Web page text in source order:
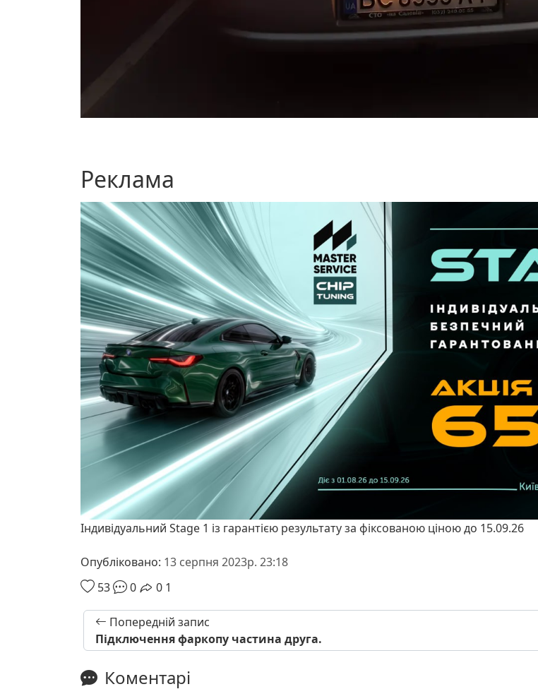
Реклама
Індивідуальний Stage 1 із гарантією результату за фіксованою ціною до 15.09.26
Опубліковано: 13 серпня 2023р. 23:18
53
0 0 1
Попередній запис
Підключення фаркопу частина друга.
Коментарі